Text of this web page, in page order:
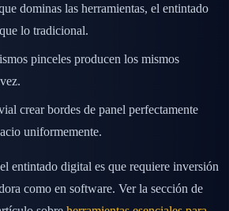
dominas las herramientas, el entintado
lo tradicional.
pinceles producen los mismos
crear bordes de panel perfectamente
uniformemente.
entintado digital es que requiere inversión
como en software. Ver la sección de